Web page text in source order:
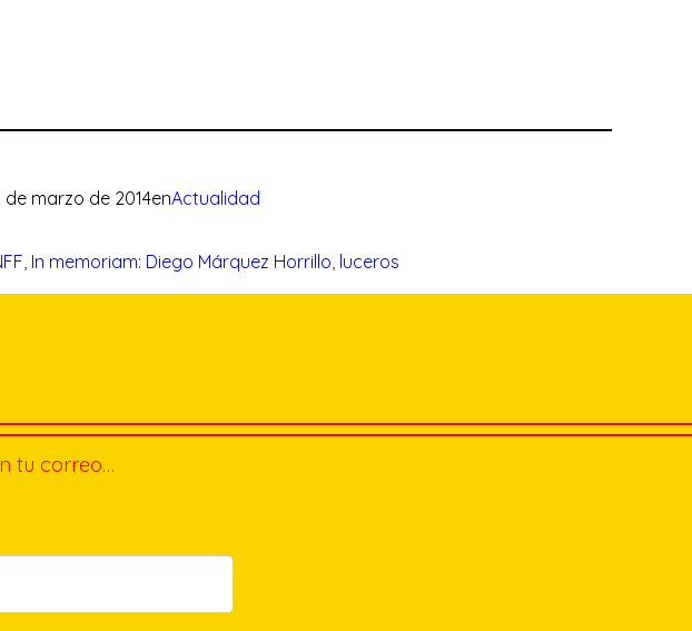
de marzo de 2014enActualidad
, In memoriam: Diego Márquez Horrillo, luceros
tu correo…